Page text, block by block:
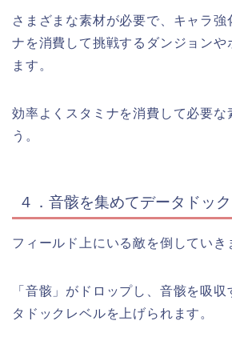
さまざまな素材が必要で、キャラ強
ナを消費して挑戦するダンジョンや
ます。
効率よくスタミナを消費して必要な
う。
４．音骸を集めてデータドッ
フィールド上にいる敵を倒していき
「音骸」がドロップし、音骸を吸
タドックレベルを上げられます。